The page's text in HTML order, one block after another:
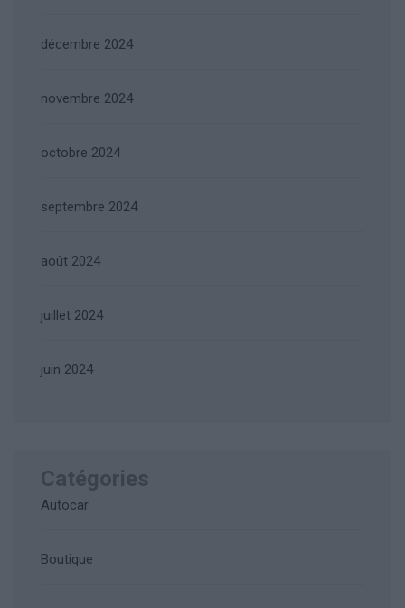
décembre 2024
novembre 2024
octobre 2024
septembre 2024
août 2024
juillet 2024
juin 2024
Catégories
Autocar
Boutique